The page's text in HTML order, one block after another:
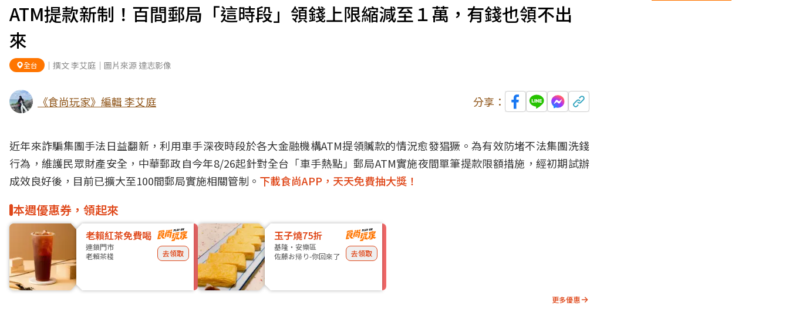
ATM提款新制！百間郵局「這時段」領錢上限縮減至１萬，有錢也領不出
來
全台 ｜撰文 李艾庭｜圖片來源 達志影像
《食尚玩家》編輯 李艾庭 分享：
近年來詐騙集團手法日益翻新，利用車手深夜時段於各大金融機構ATM提領贓款的情況愈發猖獗。為有效防堵不法集團洗錢
行為，維護民眾財產安全，中華郵政自今年8/26起針對全台「車手熱點」郵局ATM實施夜間單筆提款限額措施，經初期試辦
成效良好後，目前已擴大至100間郵局實施相關管制。 下載食尚APP，天天免費抽大獎！
本週優惠券，領起來
老賴紅茶免費喝
連鎖門市
老賴茶棧
去領取
玉子燒75折
基隆・安樂區
佐藤お帰り-你回來了
去領取
更多優惠